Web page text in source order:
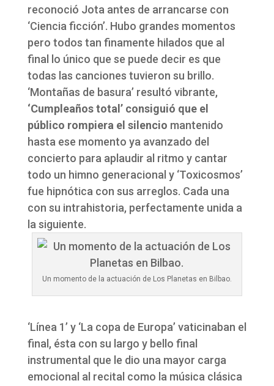
reconoció Jota antes de arrancarse con
‘Ciencia ficción’. Hubo grandes momentos
pero todos tan finamente hilados que al
final lo único que se puede decir es que
todas las canciones tuvieron su brillo.
‘Montañas de basura’ resultó vibrante,
‘Cumpleaños total’ consiguió que el
público rompiera el silencio mantenido
hasta ese momento ya avanzado del
concierto para aplaudir al ritmo y cantar
todo un himno generacional y ‘Toxicosmos’
fue hipnótica con sus arreglos. Cada una
con su intrahistoria, perfectamente unida a
la siguiente.
Un momento de la actuación de Los Planetas en Bilbao.
‘Línea 1’ y ‘La copa de Europa’ vaticinaban el
final, ésta con su largo y bello final
instrumental que le dio una mayor carga
emocional al recital como la música clásica